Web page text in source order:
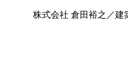
株式会社 倉田裕之／建